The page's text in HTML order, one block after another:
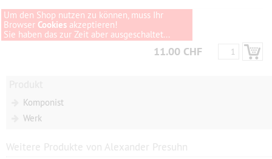
Um den Shop nutzen zu können, muss Ihr
Browser Cookies akzeptieren!
Sie haben das zur Zeit aber ausgeschaltet...
11.00 CHF
Komponist
Werk
Weitere Produkte von Alexander Presuhn